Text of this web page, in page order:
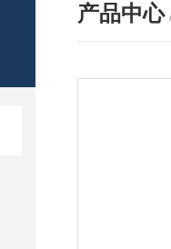
产品中心